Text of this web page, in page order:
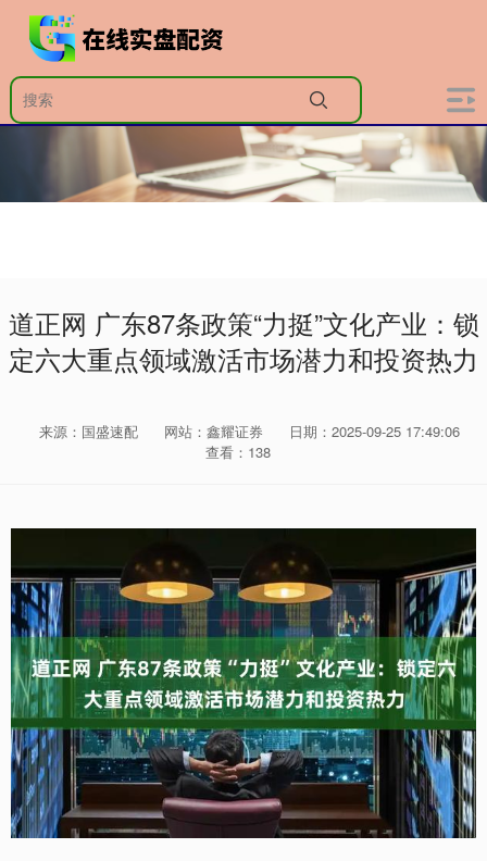
道正网 广东87条政策“力挺”文化产业：锁
定六大重点领域激活市场潜力和投资热力
来源：国盛速配 网站：鑫耀证券
日期：2025-09-25 17:49:06
查看：138